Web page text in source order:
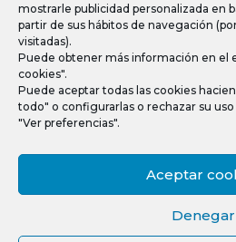
mostrarle publicidad personalizada en
partir de sus hábitos de navegación
visitadas).
Puede obtener más información en el
cookies".
Puede aceptar todas las cookies
todo" o configurarlas o rechazar su
"Ver preferencias".
Aceptar
Denegar
«Migración de
profesionales: caso
Barcelona. ¿Mediatiza
competición?» Un
en el estudio y
Deportivo.